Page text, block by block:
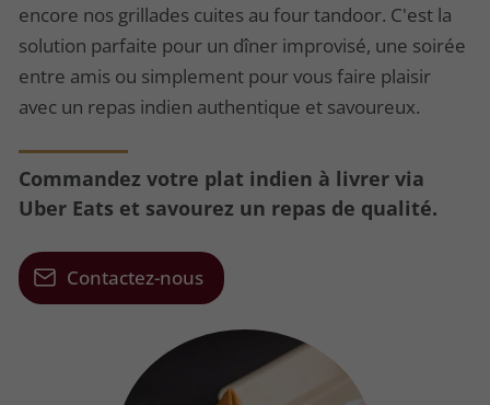
encore nos grillades cuites au four tandoor. C'est la
solution parfaite pour un dîner improvisé, une soirée
entre amis ou simplement pour vous faire plaisir
avec un repas indien authentique et savoureux.
Commandez votre plat indien à livrer via
Uber Eats et savourez un repas de qualité.
Contactez-nous